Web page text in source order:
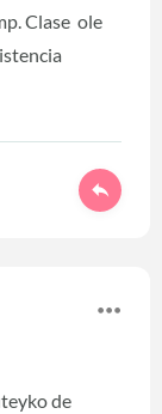
Clase ole
de